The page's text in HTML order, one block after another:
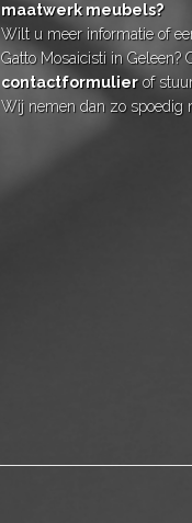
maatwerk meubels?
Wilt u meer informatie of
Gatto Mosaicisti in Geleen?
contactformulierof
Wij nemen dan zo spoedig